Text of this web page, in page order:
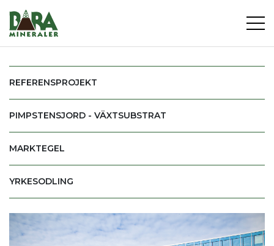
REFERENSPROJEKT
PIMPSTENSJORD - VÄXTSUBSTRAT
MARKTEGEL
YRKESODLING